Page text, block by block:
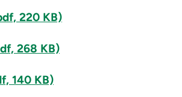
220 KB)
268 KB)
140 KB)